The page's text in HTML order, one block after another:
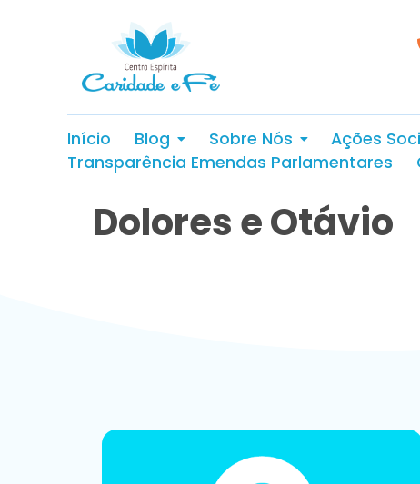
Início Blog Sobre Nós Ações
Transparência Emendas Parlamentares
Dolores e Otávio